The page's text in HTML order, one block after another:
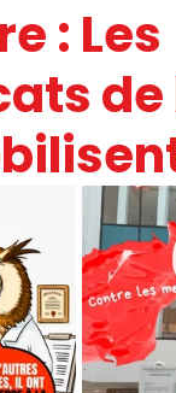
Syndicales
FO56
: Les